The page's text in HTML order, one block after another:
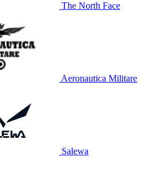
The North Face
Aeronautica Militare
Salewa